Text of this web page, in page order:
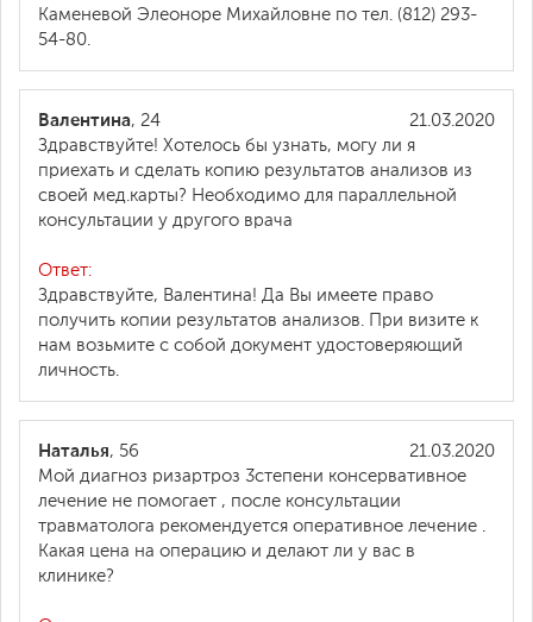
Каменевой Элеоноре Михайловне по тел. (812) 293-
54-80.
21.03.2020
Валентина, 24
Здравствуйте! Хотелось бы узнать, могу ли я
приехать и сделать копию результатов анализов из
своей мед.карты? Необходимо для параллельной
консультации у другого врача
Ответ:
Здравствуйте, Валентина! Да Вы имеете право
получить копии результатов анализов. При визите к
нам возьмите с собой документ удостоверяющий
личность.
21.03.2020
Наталья, 56
Мой диагноз ризартроз 3степени консервативное
лечение не помогает , после консультации
травматолога рекомендуется оперативное лечение .
Какая цена на операцию и делают ли у вас в
клинике?